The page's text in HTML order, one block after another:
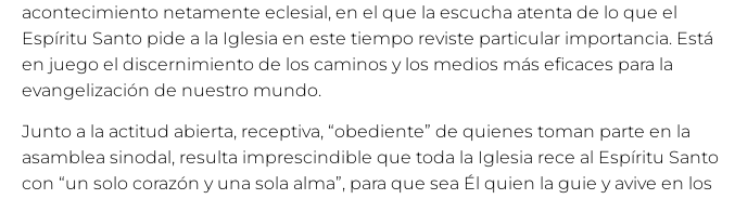
acontecimiento netamente eclesial, en el que la escucha atenta de lo que el
Espíritu Santo pide a la Iglesia en este tiempo reviste particular importancia. Está
en juego el discernimiento de los caminos y los medios más eficaces para la
evangelización de nuestro mundo.
Junto a la actitud abierta, receptiva, “obediente” de quienes toman parte en la
asamblea sinodal, resulta imprescindible que toda la Iglesia rece al Espíritu Santo
con “un solo corazón y una sola alma”, para que sea Él quien la guie y avive en los